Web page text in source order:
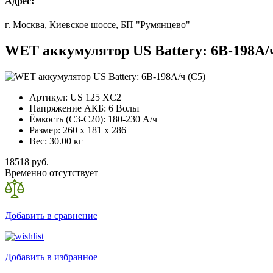
г. Москва, Киевское шоссе, БП "Румянцево"
WET аккумулятор US Battery: 6В-
Артикул: US 125 XC2
Напряжение АКБ: 6 Вольт
Ёмкость (С3-С20): 180-230 А/ч
Размер: 260 x 181 x 286
Вес: 30.00 кг
18518 руб.
Временно отсутствует
Добавить в сравнение
Добавить в избранное